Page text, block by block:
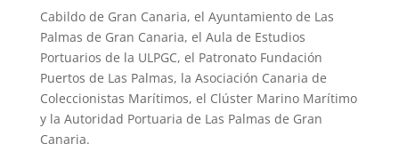
Cabildo de Gran Canaria, el Ayuntamiento de Las
Palmas de Gran Canaria, el Aula de Estudios
Portuarios de la ULPGC, el Patronato Fundación
Puertos de Las Palmas, la Asociación Canaria de
Coleccionistas Marítimos, el Clúster Marino Marítimo
y la Autoridad Portuaria de Las Palmas de Gran
Canaria.